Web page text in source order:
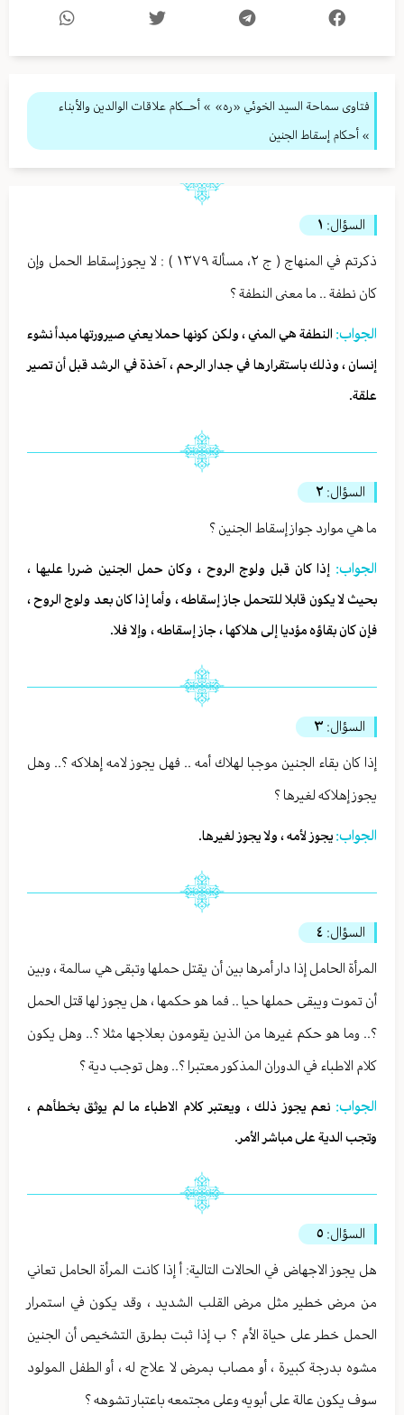
فتاوى سماحة السيد الخوئي «ره» » أحــكام علاقات الوالدين والأبناء
» أحكام إسقاط الجنين
السؤال: ١
ذكرتم في المنهاج ( ج ٢، مسألة ١٣٧٩ ) : لا يجوز إسقاط الحمل وإن
كان نطفة .. ما معنى النطفة ؟
الجواب: النطفة هي المني ، ولكن كونها حملا يعني صيرورتها مبدأ نشوء
إنسان ، وذلك باستقرارها في جدار الرحم ، آخذة في الرشد قبل أن تصير
علقة.
السؤال: ٢
ما هي موارد جواز إسقاط الجنين ؟
الجواب: إذا كان قبل ولوج الروح ، وكان حمل الجنين ضررا عليها ،
بحيث لا يكون قابلا للتحمل جاز إسقاطه ، وأما إذا كان بعد ولوج الروح ،
فإن كان بقاؤه مؤديا إلى هلاكها ، جاز إسقاطه ، وإلا فلا.
السؤال: ٣
إذا كان بقاء الجنين موجبا لهلاك أمه .. فهل يجوز لامه إهلاكه ؟.. وهل
يجوز إهلاكه لغيرها ؟
الجواب: يجوز لأمه ، ولا يجوز لغيرها.
السؤال: ٤
المرأة الحامل إذا دار أمرها بين أن يقتل حملها وتبقى هي سالمة ، وبين
أن تموت ويبقى حملها حيا .. فما هو حكمها ، هل يجوز لها قتل الحمل
؟.. وما هو حكم غيرها من الذين يقومون بعلاجها مثلا ؟.. وهل يكون
كلام الاطباء في الدوران المذكور معتبرا ؟.. وهل توجب دية ؟
الجواب: نعم يجوز ذلك ، ويعتبر كلام الاطباء ما لم يوثق بخطأهم ،
وتجب الدية على مباشر الأمر.
السؤال: ٥
هل يجوز الاجهاض في الحالات التالية: أ إذا كانت المرأة الحامل تعاني
من مرض خطير مثل مرض القلب الشديد ، وقد يكون في استمرار
الحمل خطر على حياة الأم ؟ ب إذا ثبت بطرق التشخيص أن الجنين
مشوه بدرجة كبيرة ، أو مصاب بمرض لا علاج له ، أو الطفل المولود
سوف يكون عالة على أبويه وعلى مجتمعه باعتبار تشوهه ؟